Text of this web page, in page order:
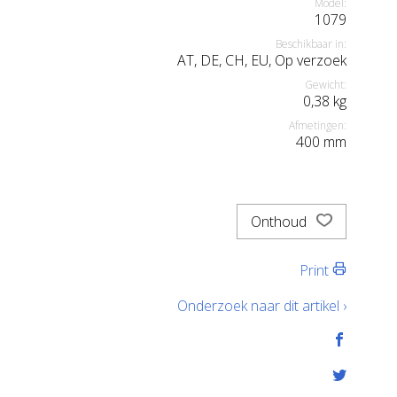
Model:
1079
Beschikbaar in:
AT, DE, CH, EU, Op verzoek
Gewicht:
0,38 kg
Afmetingen:
400 mm
Onthoud
Print
Onderzoek naar dit artikel ›